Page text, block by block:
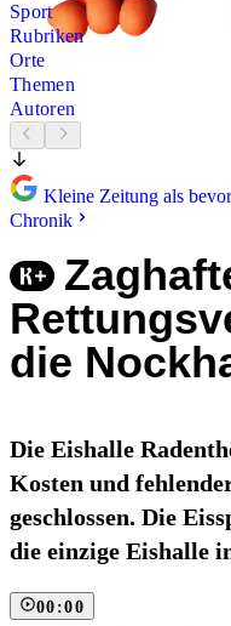
Sport
Rubriken
Orte
Themen
Autoren
Kleine Zeitung als
Chronik
die
Die Eishalle
Kosten und
geschlossen. Die
die einzige Eishalle
00:00